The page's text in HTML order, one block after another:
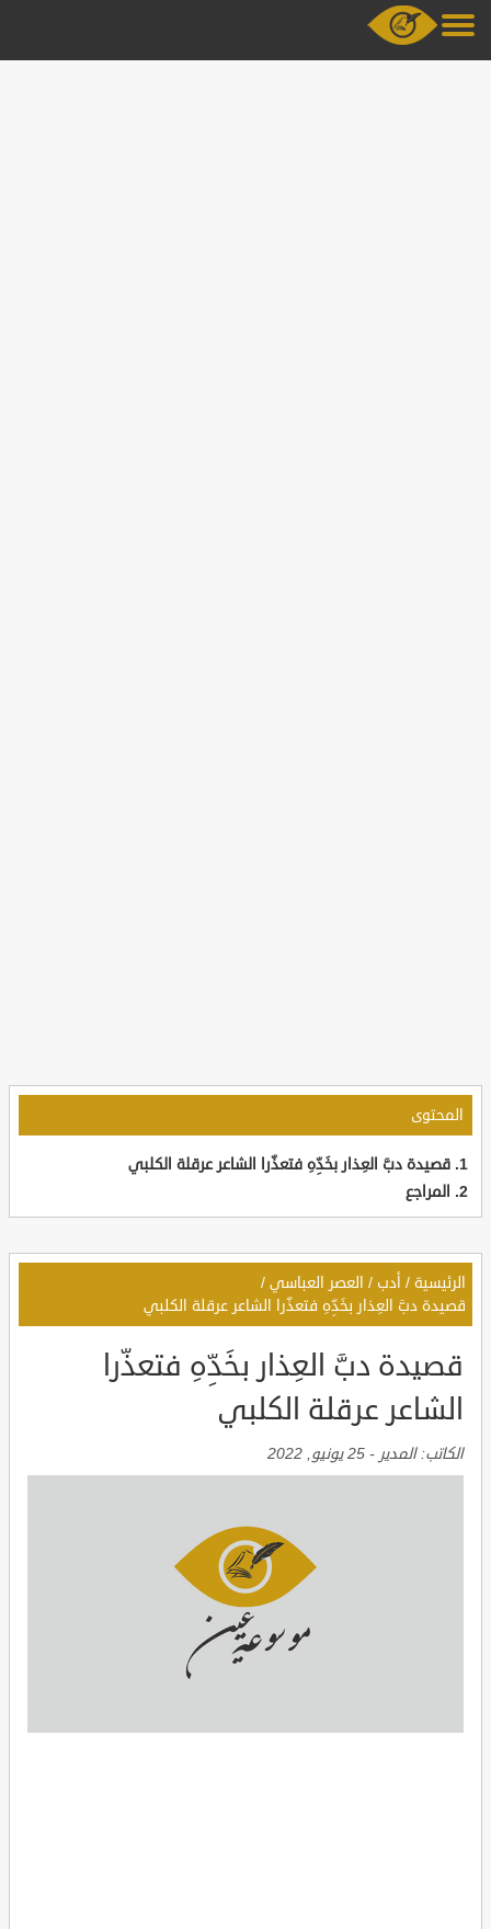
المحتوى
قصيدة دبَّ العِذار بخَدِّهِ فتعذّرا الشاعر عرقلة الكلبي
المراجع
الرئيسية / أدب / العصر العباسي /
قصيدة دبَّ العِذار بخَدِّهِ فتعذّرا الشاعر عرقلة الكلبي
قصيدة دبَّ العِذار بخَدِّهِ فتعذّرا
الشاعر عرقلة الكلبي
الكاتب:المدير - 25 يونيو, 2022